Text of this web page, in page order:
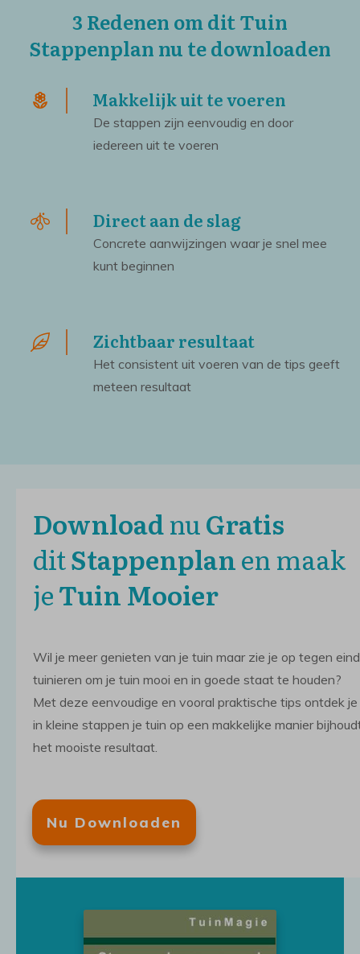
3 Redenen om dit Tuin
Stappenplan nu te downloaden
Makkelijk uit te voeren
De stappen zijn eenvoudig en door
iedereen uit te voeren
Direct aan de slag
Concrete aanwijzingen waar je snel mee
kunt beginnen
Zichtbaar resultaat
Het consistent uit voeren van de tips geeft
meteen resultaat
DownloadnuGratis
ditStappenplanenmaak
jeTuin Mooier
Wil je meer genieten van je tuin maar zie je op tegen
tuinieren om je tuin mooi en in goede staat te houden?
Met deze eenvoudige en vooral praktische tips ontdek je
in kleine stappen je tuin op een makkelijke manier
het mooiste resultaat.
Nu Downloaden